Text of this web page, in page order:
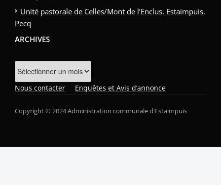
Unité pastorale de Celles/Mont de l’Enclus, Estaimpuis,
Pecq
ARCHIVES
Archives
Nous contacter Enquêtes et Avis d’annonce
Copyright © 2024 Administration communale d'Estaimpuis